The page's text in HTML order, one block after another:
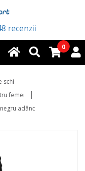
recenzii
0
schi
femei
adânc